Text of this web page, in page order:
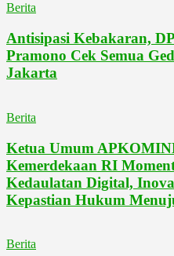
Berita
Antisipasi Kebakaran,
Pramono Cek Semua
Jakarta
Berita
Ketua Umum
Kemerdekaan RI
Kedaulatan Digital,
Kepastian Hukum
Berita